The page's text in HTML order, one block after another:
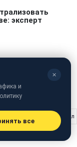
королівський протокол
✕
и
все